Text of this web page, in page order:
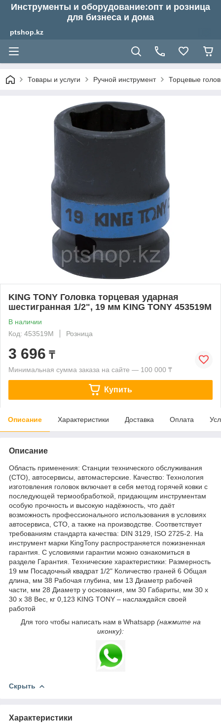
Инструменты и оборудование:опт и розница
для бизнеса и дома
ptshop.kz
Товары и услуги Ручной инструмент Торцевые
KING TONY Головка торцевая ударная
шестигранная 1/2", 19 мм KING TONY 453519M
В наличии
Код: 453519M
Розница
3 696 ₸
Минимальная сумма заказа на сайте — 100 000 ₸
Купить
Описание Характеристики Доставка Оплата
Описание
Область применения: Станции технического обслуживания
(СТО), автосервисы, автомастерские. Качество: Технология
изготовления головок включает в себя метод горячей ковки с
последующей термообработкой, придающим инструментам
особую прочность и высокую надёжность, что даёт
возможность профессионального использования в условиях
автосервиса, СТО, а также на производстве. Соответствует
требованиям стандарта качества: DIN 3129, ISO 2725-2. На
инструмент марки KingTony распространяется пожизненная
гарантия. С условиями гарантии можно ознакомиться в
разделе Гарантия. Технические характеристики: Размерность
19 мм Посадочный квадрат 1/2" Количество граней 6 Общая
длина, мм 38 Рабочая глубина, мм 13 Диаметр рабочей
части, мм 28 Диаметр у основания, мм 30 Габариты, мм 30 х
30 х 38 Вес, кг 0,123 KING TONY – наслаждайся своей
работой
Для того чтобы написать нам в Whatsapp (нажмите на
иконку):
Скрыть
Характеристики